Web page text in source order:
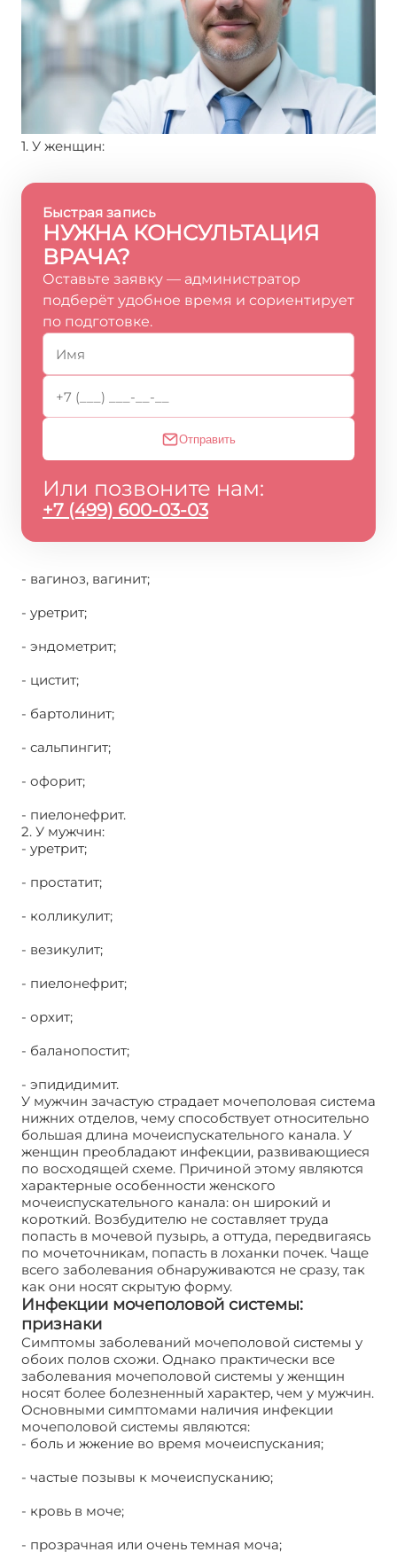
1. У женщин:
Быстрая запись
НУЖНА КОНСУЛЬТАЦИЯ
ВРАЧА?
Оставьте заявку — администратор
подберёт удобное время и сориентирует
по подготовке.
Отправить
Или позвоните нам:
+7 (499) 600-03-03
- вагиноз, вагинит;
- уретрит;
- эндометрит;
- цистит;
- бартолинит;
- сальпингит;
- офорит;
- пиелонефрит.
2. У мужчин:
- уретрит;
- простатит;
- колликулит;
- везикулит;
- пиелонефрит;
- орхит;
- баланопостит;
- эпидидимит.
У мужчин зачастую страдает мочеполовая система
нижних отделов, чему способствует относительно
большая длина мочеиспускательного канала. У
женщин преобладают инфекции, развивающиеся
по восходящей схеме. Причиной этому являются
характерные особенности женского
мочеиспускательного канала: он широкий и
короткий. Возбудителю не составляет труда
попасть в мочевой пузырь, а оттуда, передвигаясь
по мочеточникам, попасть в лоханки почек. Чаще
всего заболевания обнаруживаются не сразу, так
как они носят скрытую форму.
Инфекции мочеполовой системы:
признаки
Симптомы заболеваний мочеполовой системы у
обоих полов схожи. Однако практически все
заболевания мочеполовой системы у женщин
носят более болезненный характер, чем у мужчин.
Основными симптомами наличия инфекции
мочеполовой системы являются:
- боль и жжение во время мочеиспускания;
- частые позывы к мочеиспусканию;
- кровь в моче;
- прозрачная или очень темная моча;